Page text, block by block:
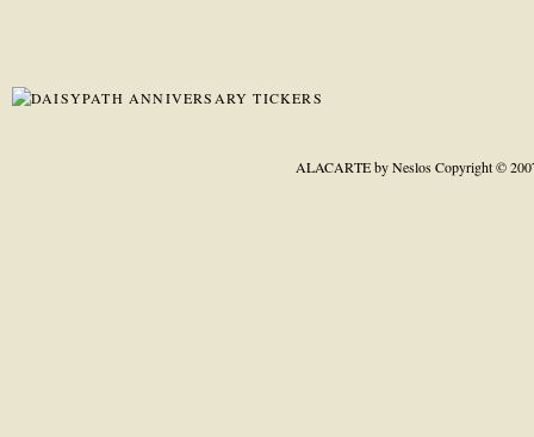
ALACARTE by NeslosCopyright ©